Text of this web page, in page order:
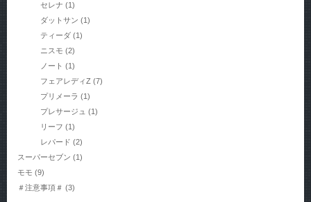
セレナ (1)
ダットサン (1)
ティーダ (1)
ニスモ (2)
ノート (1)
フェアレディZ (7)
プリメーラ (1)
プレサージュ (1)
リーフ (1)
レパード (2)
スーパーセブン (1)
モモ (9)
＃注意事項＃ (3)